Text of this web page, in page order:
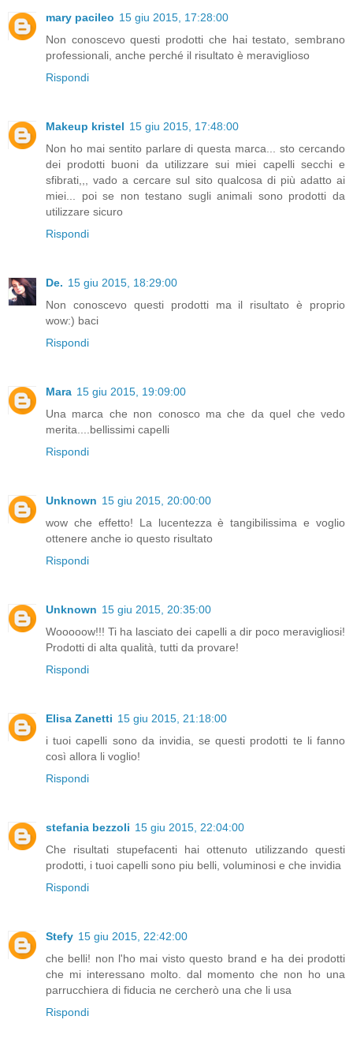
mary pacileo 15 giu 2015, 17:28:00
Non conoscevo questi prodotti che hai testato, sembrano
professionali, anche perché il risultato è meraviglioso
Rispondi
Makeup kristel 15 giu 2015, 17:48:00
Non ho mai sentito parlare di questa marca... sto cercando
dei prodotti buoni da utilizzare sui miei capelli secchi e
sfibrati,,, vado a cercare sul sito qualcosa di più adatto ai
miei... poi se non testano sugli animali sono prodotti da
utilizzare sicuro
Rispondi
De. 15 giu 2015, 18:29:00
Non conoscevo questi prodotti ma il risultato è proprio
wow:) baci
Rispondi
Mara 15 giu 2015, 19:09:00
Una marca che non conosco ma che da quel che vedo
merita....bellissimi capelli
Rispondi
Unknown 15 giu 2015, 20:00:00
wow che effetto! La lucentezza è tangibilissima e voglio
ottenere anche io questo risultato
Rispondi
Unknown 15 giu 2015, 20:35:00
Wooooow!!! Ti ha lasciato dei capelli a dir poco meravigliosi!
Prodotti di alta qualità, tutti da provare!
Rispondi
Elisa Zanetti 15 giu 2015, 21:18:00
i tuoi capelli sono da invidia, se questi prodotti te li fanno
così allora li voglio!
Rispondi
stefania bezzoli 15 giu 2015, 22:04:00
Che risultati stupefacenti hai ottenuto utilizzando questi
prodotti, i tuoi capelli sono piu belli, voluminosi e che invidia
Rispondi
Stefy 15 giu 2015, 22:42:00
che belli! non l'ho mai visto questo brand e ha dei prodotti
che mi interessano molto. dal momento che non ho una
parrucchiera di fiducia ne cercherò una che li usa
Rispondi